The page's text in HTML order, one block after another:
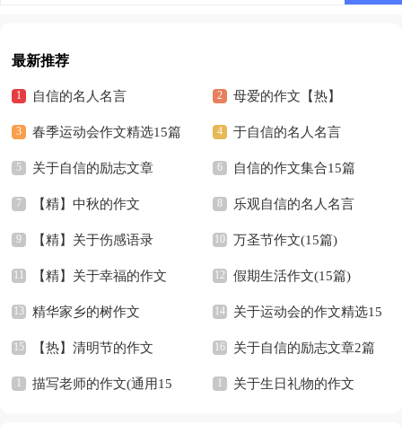
最新推荐
自信的名人名言 母爱的作文【热】
春季运动会作文精选15篇 于自信的名人名言
关于自信的励志文章 自信的作文集合15篇
【精】中秋的作文 乐观自信的名人名言
【精】关于伤感语录 万圣节作文(15篇)
【精】关于幸福的作文 假期生活作文(15篇)
精华家乡的树作文 关于运动会的作文精选15
篇
【热】清明节的作文 关于自信的励志文章2篇
描写老师的作文(通用15 关于生日礼物的作文